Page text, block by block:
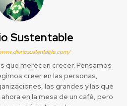
Sustentable
que merecen crecer. Pensamos
creer en las personas,
las grandes y las que
en la mesa de un café, pero